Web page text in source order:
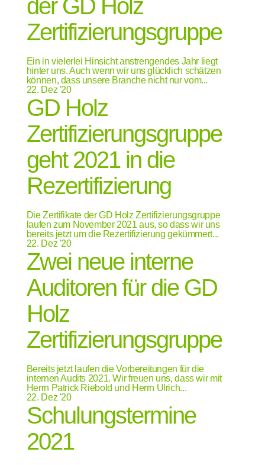
der GD Holz
Zertifizierungsgruppe
Ein in vielerlei Hinsicht anstrengendes Jahr liegt
hinter uns. Auch wenn wir uns glücklich schätzen
können, dass unsere Branche nicht nur vom...
22. Dez '20
GD Holz
Zertifizierungsgruppe
geht 2021 in die
Rezertifizierung
Die Zertifikate der GD Holz Zertifizierungsgruppe
laufen zum November 2021 aus, so dass wir uns
bereits jetzt um die Rezertifizierung gekümmert...
22. Dez '20
Zwei neue interne
Auditoren für die GD
Holz
Zertifizierungsgruppe
Bereits jetzt laufen die Vorbereitungen für die
internen Audits 2021. Wir freuen uns, dass wir mit
Herrn Patrick Riebold und Herrn Ulrich...
22. Dez '20
Schulungstermine
2021